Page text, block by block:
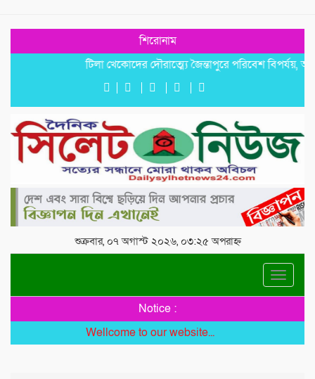
শিরোনাম
টিলা খেকোদের দৌরাত্ম্যে জৈন্তাপুরে পরিবেশ বিপর্যয়, আতঙ্কে
শুক্রবার, ০৭ অগাস্ট ২০২৬, ০৩:২৫ অপরাহ্ন
Toggle
Notice :
Wellcome to our website...